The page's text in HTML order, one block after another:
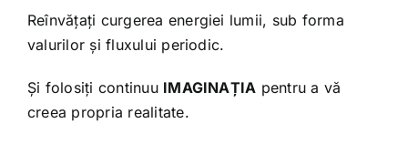
Reînvățați curgerea energiei lumii, sub forma
valurilor și fluxului periodic.
Și folosiți continuu IMAGINAȚIA pentru a vă
creea propria realitate.